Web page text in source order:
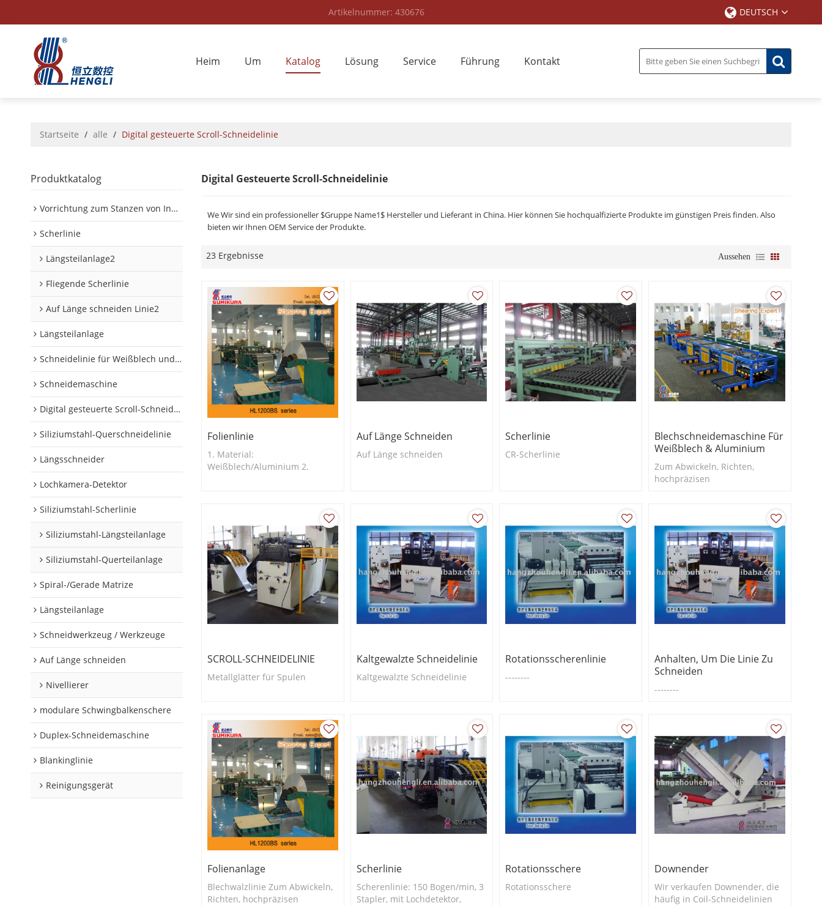
Artikelnummer: 430676 DEUTSCH
Heim Um Katalog Lösung Service Führung Kontakt
Startseite / alle / Digital gesteuerte Scroll-Schneidelinie
Produktkatalog
Vorrichtung zum Stanzen von Innen-/Außenplatinen im Automobilbereich
Scherlinie
Längsteilanlage2
Fliegende Scherlinie
Auf Länge schneiden Linie2
Längsteilanlage
Schneidelinie für Weißblech und Aluminiumschnecken
Schneidemaschine
Digital gesteuerte Scroll-Schneidelinie
Siliziumstahl-Querschneidelinie
Längsschneider
Lochkamera-Detektor
Siliziumstahl-Scherlinie
Siliziumstahl-Längsteilanlage
Siliziumstahl-Querteilanlage
Spiral-/Gerade Matrize
Längsteilanlage
Schneidwerkzeug / Werkzeuge
Auf Länge schneiden
Nivellierer
modulare Schwingbalkenschere
Duplex-Schneidemaschine
Blankinglinie
Reinigungsgerät
Digital Gesteuerte Scroll-Schneidelinie
We Wir sind ein professioneller $Gruppe Name1$ Hersteller und Lieferant in China. Hier können Sie hochqualfizierte Produkte im günstigen Preis finden. Also
bieten wir Ihnen OEM Service der Produkte.
23 Ergebnisse Aussehen
Folienlinie
1. Material:
Weißblech/Aluminium 2.
Auf Länge Schneiden
Auf Länge schneiden
Scherlinie
CR-Scherlinie
Blechschneidemaschine Für
Weißblech & Aluminium
Zum Abwickeln, Richten,
hochpräzisen
SCROLL-SCHNEIDELINIE
Metallglätter für Spulen
Kaltgewalzte Schneidelinie
Kaltgewalzte Schneidelinie
Rotationsscherenlinie
--------
Anhalten, Um Die Linie Zu
Schneiden
--------
Folienanlage
Blechwalzlinie Zum Abwickeln,
Richten, hochpräzisen
Scherlinie
Scherenlinie: 150 Bogen/min, 3
Stapler, mit Lochdetektor,
Rotationsschere
Rotationsschere
Downender
Wir verkaufen Downender, die
häufig in Coil-Schneidelinien